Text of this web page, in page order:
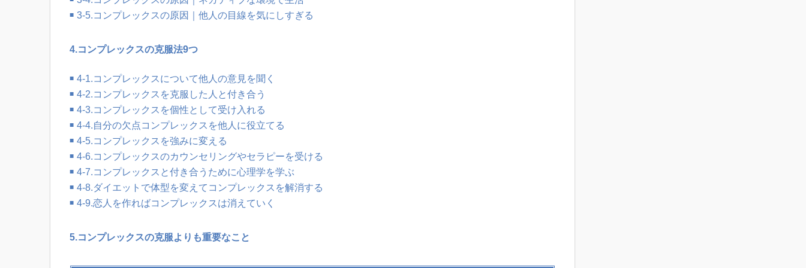
3-5.コンプレックスの原因｜他人の目線を気にしすぎる
4.コンプレックスの克服法9つ
4-1.コンプレックスについて他人の意見を聞く
4-2.コンプレックスを克服した人と付き合う
4-3.コンプレックスを個性として受け入れる
4-4.自分の欠点コンプレックスを他人に役立てる
4-5.コンプレックスを強みに変える
4-6.コンプレックスのカウンセリングやセラピーを受ける
4-7.コンプレックスと付き合うために心理学を学ぶ
4-8.ダイエットで体型を変えてコンプレックスを解消する
4-9.恋人を作ればコンプレックスは消えていく
5.コンプレックスの克服よりも重要なこと